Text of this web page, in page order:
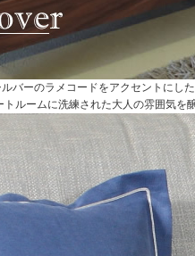
バーのラメコードをアクセントにし
トルームに洗練された大人の雰囲気